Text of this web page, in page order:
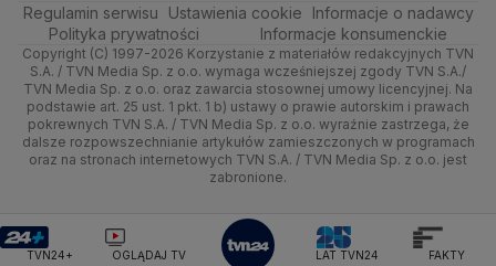
Ministerstwo Rozwoju i Technologii
Ministerstwo Sportu i Turystyki
Ministerstwo Cyfryzacji
Ministerstwo Edukacji Narodowej
Ministerstwo Finansów
Ministerstwo Klimatu i Środowiska
Ministerstwo Nauki i Szkolnictwa Wyższego
Ministerstwo Rodziny, Pracy i Polityki Społecznej
Ministerstwo Spraw ZagranicznychMoskwa
Quizy
Tematy
Kielce
Kujawsko-pomorskie
Lublin
Lubuskie
Opole
Handel
Ze świata
Tech
Moto
Turystyka
Polska
Prognoza
Świat
Nauka
Podróże
Sporty zimowe
Lekkoatletyka
Siatkówka
F1
Polityka
Zdrowie
Tech
Nauka
Wyślij zgłoszenie
Dzień Dobry TVN
Uwaga TVN
HGTV
TVN Turbo
TVN7
Centrum pomocy
Test zgodności
Oglądaj na TV
Zrealizuj voucher
Regulamin serwisu Ustawienia cookie
Informacje o nadawcy
Polityka prywatności
Informacje konsumenckie
Copyright (C) 1997-2026 Korzystanie z materiałów redakcyjnych TVN
S.A. / TVN Media Sp. z o.o. wymaga wcześniejszej zgody TVN S.A./
TVN Media Sp. z o.o. oraz zawarcia stosownej umowy licencyjnej. Na
podstawie art. 25 ust. 1 pkt. 1 b) ustawy o prawie autorskim i prawach
pokrewnych TVN S.A. / TVN Media Sp. z o.o. wyraźnie zastrzega, że
dalsze rozpowszechnianie artykułów zamieszczonych w programach
oraz na stronach internetowych TVN S.A. / TVN Media Sp. z o.o. jest
zabronione.
TVN24+ OGLĄDAJ TV LAT TVN24 FAKTY